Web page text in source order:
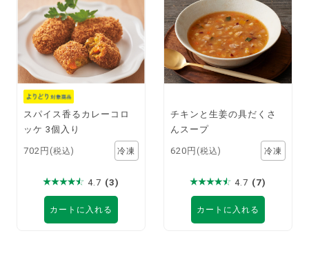
スパイス香るカレーコロ
ッケ 3個入り
702円 (税込)
4.7 (3)
カートに入れる
チキンと生姜の具だくさ
んスープ
620円 (税込)
4.7 (7)
カートに入れる